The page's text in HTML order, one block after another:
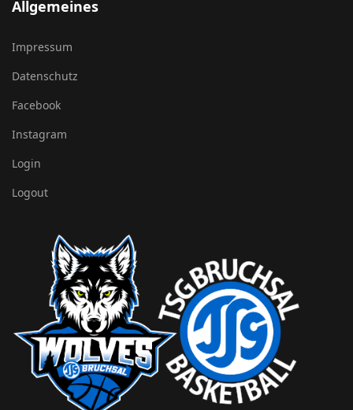
Allgemeines
Impressum
Datenschutz
Facebook
Instagram
Login
Logout